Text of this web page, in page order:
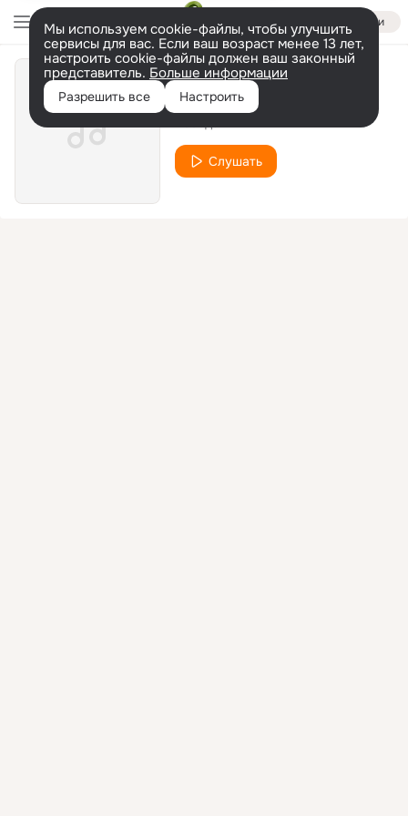
Войти
Мы используем cookie-файлы, чтобы улучшить
сервисы для вас. Если ваш возраст менее 13 лет,
настроить cookie-файлы должен ваш законный
представитель. Больше информации
Разрешить все Настроить
Ласточка
Слушать